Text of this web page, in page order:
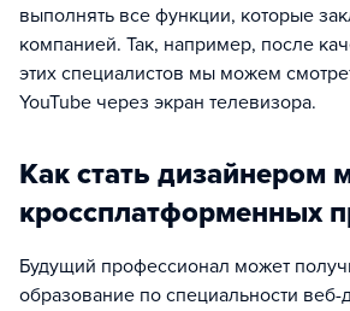
выполнять все функции, которые
компанией. Так, например, после
этих специалистов мы можем
YouTube через экран телевизора.
Как стать дизайнером
кроссплатформенных
Будущий профессионал может
образование по специальности